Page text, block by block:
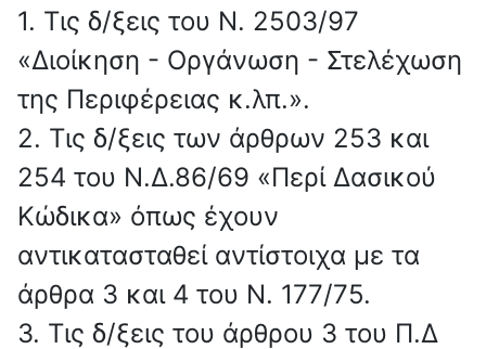
1. Τις δ/ξεις του Ν. 2503/97
«Διοίκηση - Οργάνωση - Στελέχωση
της Περιφέρειας κ.λπ.».
2. Τις δ/ξεις των άρθρων 253 και
254 του Ν.Δ.86/69 «Περί Δασικού
Κώδικα» όπως έχουν
αντικατασταθεί αντίστοιχα με τα
άρθρα 3 και 4 του Ν. 177/75.
3. Τις δ/ξεις του άρθρου 3 του Π.Δ